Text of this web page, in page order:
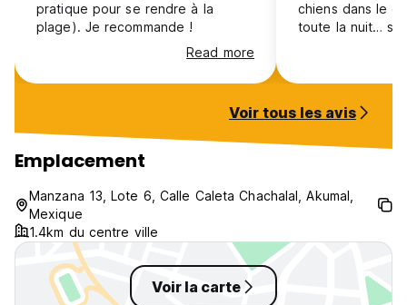
pratique pour se rendre à la
plage). Je recommande !
Read more
chiens dans le
toute la nuit…
chambres sont
Voir tous les avis
Emplacement
Manzana 13, Lote 6, Calle Caleta Chachalal, Akumal,
Mexique
1.4km du centre ville
Voir la carte